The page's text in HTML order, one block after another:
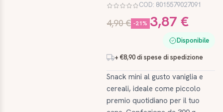
COD: 8015579027091
4,90 € -21% 3,87 €
Disponibile
+ €8,90 di spese di spedizione
Snack mini al gusto vaniglia e
cereali, ideale come piccolo
premio quotidiano per il tuo